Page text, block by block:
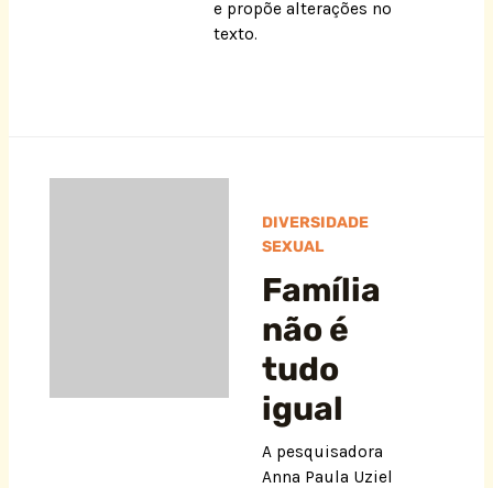
e propõe alterações no
texto.
DIVERSIDADE
SEXUAL
Família
não é
tudo
igual
A pesquisadora
Anna Paula Uziel